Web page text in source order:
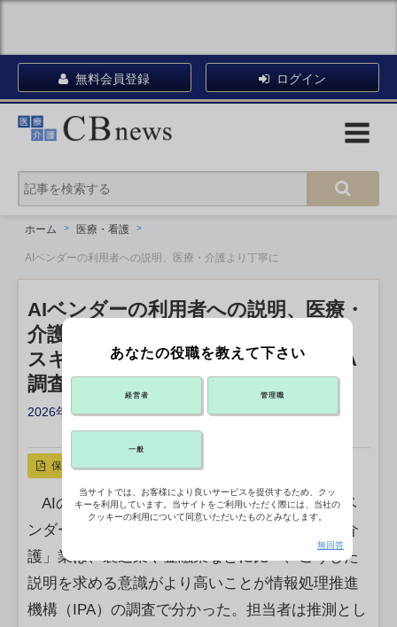
無料会員登録 ログイン
ホーム 医療・看護
AIベンダーの利用者への説明、医療・介護より丁寧に
AIベンダーの利用者への説明、医療・
介護より丁寧に
スキル不足や誤動作への不安も IPA
調査
2026年06月15日 12:25
リンクをコピー
保存
AIの利用者への透明性やリスクの説明を提供ベ
ンダーなどに求める動きが高まる中、「医療・介
護」業は、製造業や金融業などに比べ、こうした
説明を求める意識がより高いことが情報処理推進
機構（IPA）の調査で分かった。担当者は推測とし
あなたの役職を教えて下さい
経営者 管理職
一般
当サイトでは、お客様により良いサービスを提供するため、クッ
キーを利用しています。当サイトをご利用いただく際には、当社の
クッキーの利用について同意いただいたものとみなします。
無回答